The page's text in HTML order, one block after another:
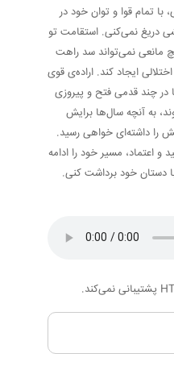
با تمام قوا و توان خود در
دریغ نمی‌کنی. استقامت تو
مانعی نمی‌تواند سد راهت
ایجاد کند. اراده‌ی قوی
چند قدمی فتح و پیروزی
به آنچه سال‌ها برایش
را داشته‌ای خواهی رسید.
اعتماد، مسیر خود را ادامه
دستان خود برداشت کنی.